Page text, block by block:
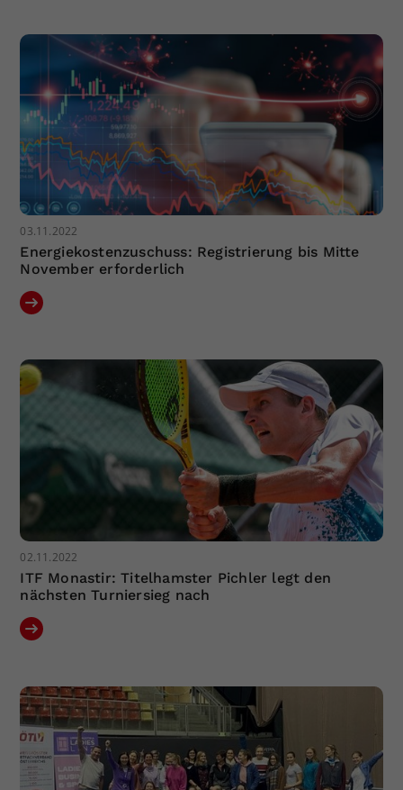
03.11.2022
Energiekostenzuschuss: Registrierung bis Mitte
November erforderlich
02.11.2022
ITF Monastir: Titelhamster Pichler legt den
nächsten Turniersieg nach
Zweck
Einstellungen. Unter anderem eine
zufällig generierte ID, für die
historische Speicherung Ihrer
vorgenommen Einstellungen, falls der
Webseiten-Betreiber dies eingestellt
hat.